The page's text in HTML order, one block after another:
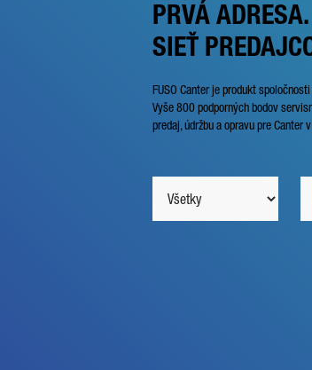
PRVÁ ADRESA.
SIEŤ
FUSO Canter je produkt
Vyše 800 podporných bodov
predaj, údržbu a opravu pre Canter